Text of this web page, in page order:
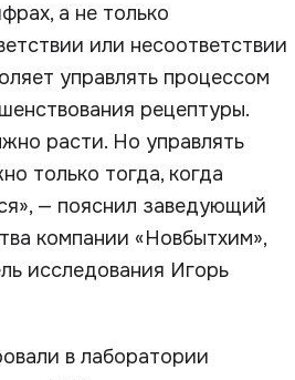
а не только
или несоответствии
управлять процессом
рецептуры.
расти. Но управлять
только тогда, когда
— пояснил заведующий
компании «Новбытхим»,
исследования Игорь
в лаборатории